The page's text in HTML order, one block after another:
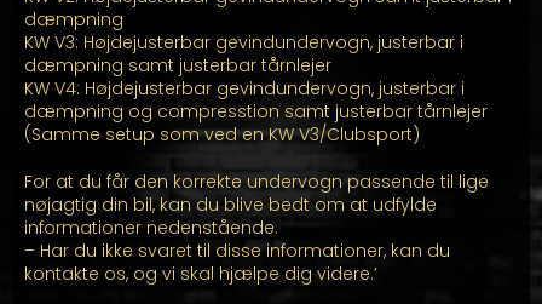
dæmpning
KW V3: Højdejusterbar gevindundervogn, justerbar i
dæmpning samt justerbar tårnlejer
KW V4: Højdejusterbar gevindundervogn, justerbar i
dæmpning og compresstion samt justerbar tårnlejer
(Samme setup som ved en KW V3/Clubsport)
For at du får den korrekte undervogn passende til lige
nøjagtig din bil, kan du blive bedt om at udfylde
informationer nedenstående.
– Har du ikke svaret til disse informationer, kan du
kontakte os, og vi skal hjælpe dig videre.’